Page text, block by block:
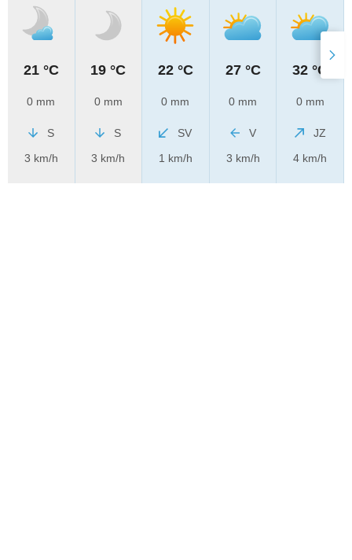
21 °C
0 mm
S
3 km/h
19 °C
0 mm
S
3 km/h
22 °C
0 mm
SV
1 km/h
27 °C
0 mm
V
3 km/h
32 °C
0 mm
JZ
4 km/h